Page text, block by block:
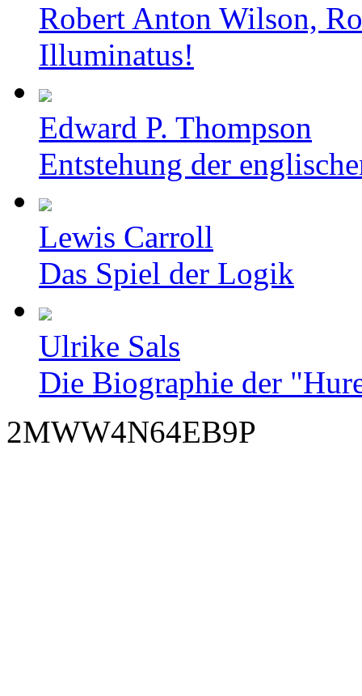
Robert Anton Wilson,
Illuminatus!
Edward P. Thompson
Entstehung der
Lewis Carroll
Das Spiel der Logik
Ulrike Sals
Die Biographie der
2MWW4N64EB9P